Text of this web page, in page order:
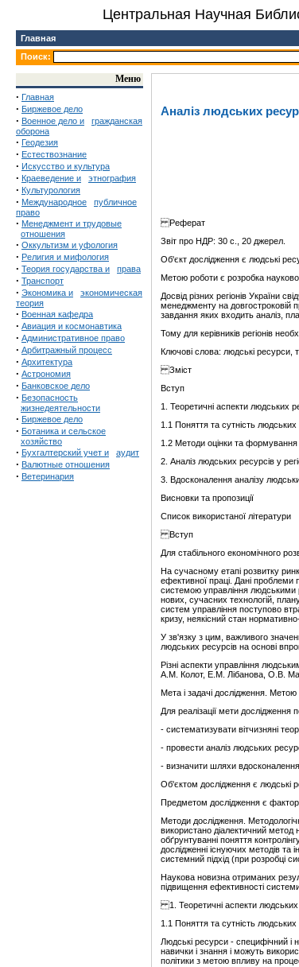
Центральная Научная
Главная
Поиск:
Меню
· Главная
· Биржевое дело
· Военное дело и
гражданская
оборона
· Геодезия
· Естествознание
· Искусство и культура
· Краеведение и этнография
· Культурология
· Международное
публичное
право
· Менеджмент и трудовые
отношения
· Оккультизм и уфология
· Религия и мифология
· Теория государства и права
· Транспорт
· Экономика и
экономическая
теория
· Военная кафедра
· Авиация и космонавтика
· Административное право
· Арбитражный процесс
· Архитектура
· Астрономия
· Банковское дело
· Безопасность
жизнедеятельности
· Биржевое дело
· Ботаника и сельское
хозяйство
· Бухгалтерский учет и аудит
· Валютные отношения
· Ветеринария
Аналіз людських
Реферат
Звіт про НДР: 30 с., 20 джерел.
Об'єкт дослідження є людські
Метою роботи є розробка науково-
Досвід різних регіонів України
менеджменту на довгостроковій
завдання яких входить аналіз,
Тому для керівників регіонів
Ключові слова: людські ресурси,
Зміст
Вступ
1. Теоретичні аспекти людських
1.1 Поняття та сутність людських
1.2 Методи оцінки та формування
2. Аналіз людських ресурсів у
3. Вдосконалення аналізу
Висновки та пропозиції
Список використаної літератури
Вступ
Для стабільного економічного
На сучасному етапі розвитку
ефективної праці. Дані проблеми
системою управління людськими
нових, сучасних технологій,
систем управління поступово
кризу, неякісний стан
У зв'язку з цим, важливого
людських ресурсів на основі
Різні аспекти управління
А.М. Колот, Е.М. Лібанова, О.В.
Мета і задачі дослідження. Метою
Для реалізації мети дослідження
- систематизувати вітчизняні
- провести аналіз людських
- визначити шляхи вдосконалення
Об'єктом дослідження є людські
Предметом дослідження є
Методи дослідження.
використано діалектичний метод
обґрунтуванні поняття
дослідженні існуючих методів та
системний підхід (при розробці
Наукова новизна отриманих
підвищення ефективності
1. Теоретичні аспекти людських
1.1 Поняття та сутність людських
Людські ресурси - специфічний і
навички і знання і можуть
політики з метою впливу на